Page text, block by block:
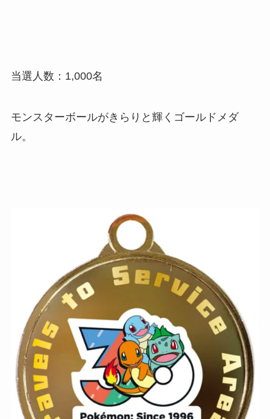
当選人数：1,000名
モンスターボールがきらりと輝くゴールドメダ
ル。